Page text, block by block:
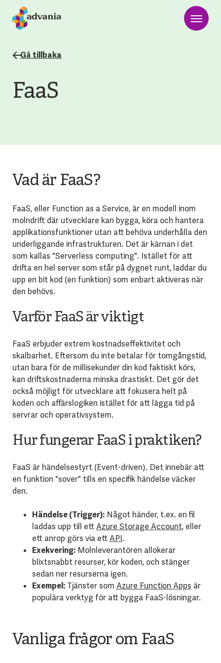
Gå tillbaka
FaaS
Vad är FaaS?
FaaS, eller Function as a Service, är en modell inom
molndrift där utvecklare kan bygga, köra och hantera
applikationsfunktioner utan att behöva underhålla den
underliggande infrastrukturen. Det är kärnan i det
som kallas "Serverless computing". Istället för att
drifta en hel server som står på dygnet runt, laddar du
upp en bit kod (en funktion) som enbart aktiveras när
den behövs.
Varför FaaS är viktigt
FaaS erbjuder extrem kostnadseffektivitet och
skalbarhet. Eftersom du inte betalar för tomgångstid,
utan bara för de millisekunder din kod faktiskt körs,
kan driftskostnaderna minska drastiskt. Det gör det
också möjligt för utvecklare att fokusera helt på
koden och affärslogiken istället för att lägga tid på
servrar och operativsystem.
Hur fungerar FaaS i praktiken?
FaaS är händelsestyrt (Event-driven). Det innebär att
en funktion "sover" tills en specifik händelse väcker
den.
Händelse (Trigger):Något händer, t.ex. en fil
laddas upp till ettAzure Storage Account, eller
ett anrop görs via ettAPI.
Exekvering:Molnleverantören allokerar
blixtsnabbt resurser, kör koden, och stänger
sedan ner resurserna igen.
Exempel:Tjänster som Azure Function Apps är
populära verktyg för att bygga FaaS-lösningar.
Vanliga frågor om FaaS